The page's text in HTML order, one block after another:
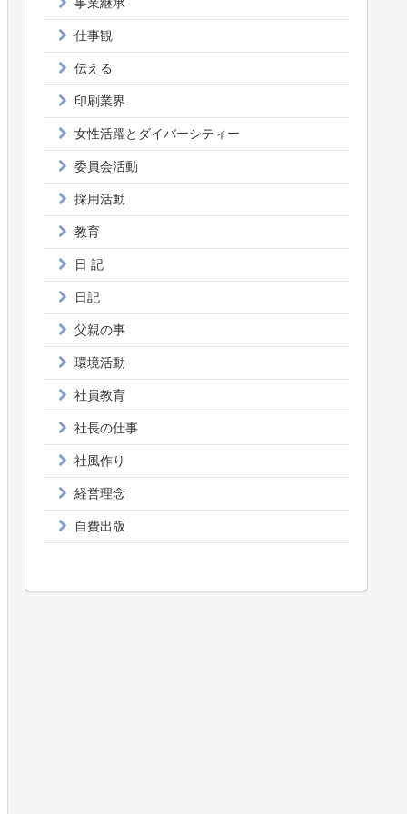
仕事観
伝える
印刷業界
女性活躍とダイバーシティー
委員会活動
採用活動
教育
日 記
日記
父親の事
環境活動
社員教育
社長の仕事
社風作り
経営理念
自費出版